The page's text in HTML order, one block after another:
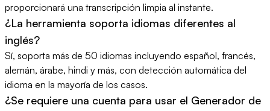
proporcionará una transcripción limpia al instante.
¿La herramienta soporta idiomas diferentes al
inglés?
Sí, soporta más de 50 idiomas incluyendo español, francés,
alemán, árabe, hindi y más, con detección automática del
idioma en la mayoría de los casos.
¿Se requiere una cuenta para usar el Generador de